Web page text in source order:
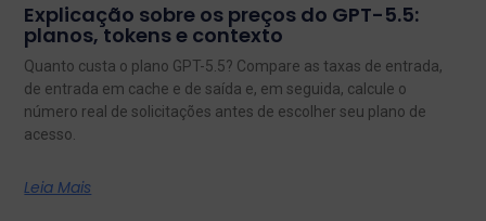
Explicação sobre os preços do GPT-5.5:
planos, tokens e contexto
Quanto custa o plano GPT-5.5? Compare as taxas de entrada,
de entrada em cache e de saída e, em seguida, calcule o
número real de solicitações antes de escolher seu plano de
acesso.
Leia Mais